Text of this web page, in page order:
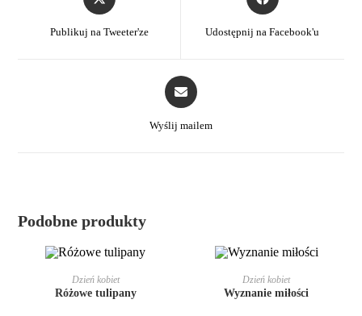
Publikuj na Tweeter'ze Udostępnij na Facebook'u
Wyślij mailem
Podobne produkty
WYBIERZ OPCJE
Dzień kobiet
Różowe tulipany
WYBIERZ OPCJE
Dzień kobiet
Wyznanie miłości